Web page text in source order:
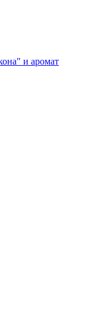
и аромат